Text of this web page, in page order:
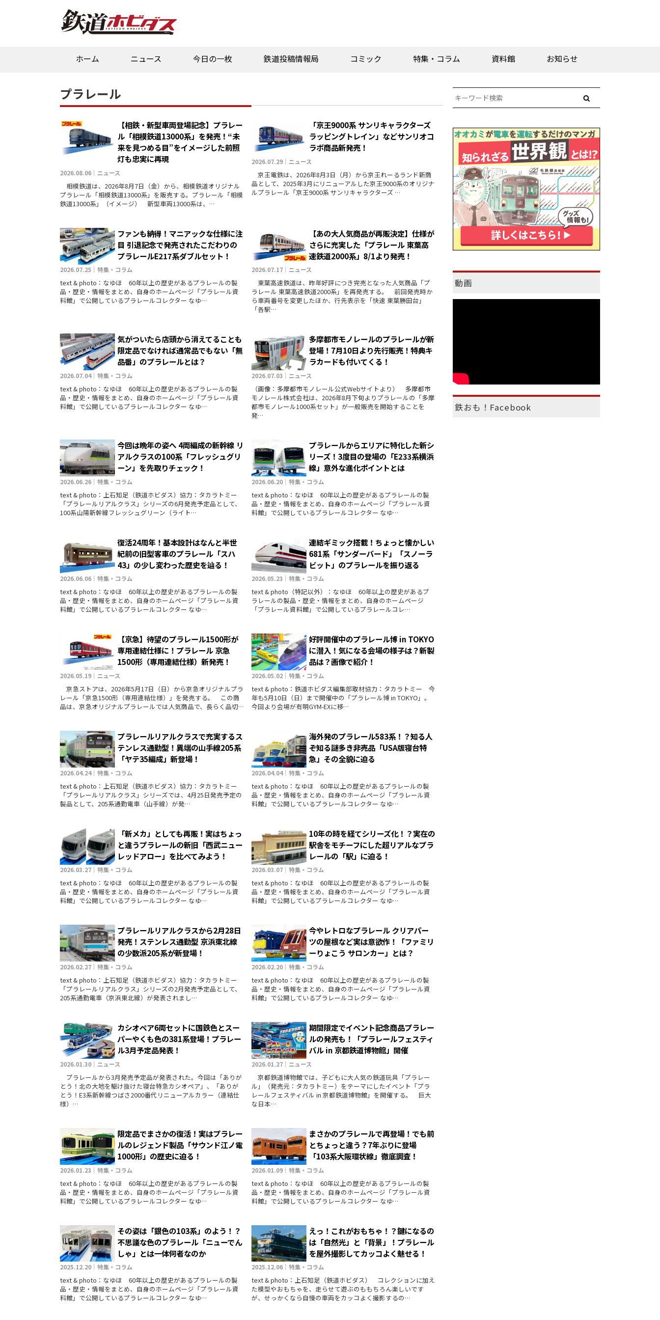
ホーム ニュース 今日の一枚 鉄道投稿情報局 コミック 特集・コラム 資料館 お知らせ
プラレール
【相鉄・新型車両登場記念】プラレー
ル「相模鉄道13000系」を発売！“未
来を見つめる目”をイメージした前照
灯も忠実に再現
2026.08.06｜ニュース
相模鉄道は、2026年8月7日（金）から、相模鉄道オリジナル
プラレール「相模鉄道13000系」を販売する。プラレール「相模
鉄道13000系」（イメージ） 新型車両13000系は、…
「京王9000系 サンリキャラクターズ
ラッピングトレイン」などサンリオコ
ラボ商品新発売！
2026.07.29｜ニュース
京王電鉄は、2026年8月3日（月）から京王れーるランド新商
品として、2025年3月にリニューアルした京王9000系のオリジナ
ルプラレール「京王9000系 サンリキャラクターズ …
ファンも納得！マニアックな仕様に注
目 引退記念で発売されたこだわりの
プラレールE217系ダブルセット！
2026.07.25｜特集・コラム
text & photo：なゆほ 60年以上の歴史があるプラレールの製
品・歴史・情報をまとめ、自身のホームページ「プラレール資
料館」で公開しているプラレールコレクター なゆ…
【あの大人気商品が再販決定】仕様が
さらに充実した「プラレール 東葉高
速鉄道2000系」8/1より発売！
2026.07.17｜ニュース
東葉高速鉄道は、昨年好評につき完売となった人気商品「プ
ラレール 東葉高速鉄道2000系」を再発売する。 前回発売時か
ら車両番号を変更したほか、行先表示を「快速 東葉勝田台」
「各駅…
気がついたら店頭から消えてることも
限定品でなければ通常品でもない「無
品番」のプラレールとは？
2026.07.04｜特集・コラム
text & photo：なゆほ 60年以上の歴史があるプラレールの製
品・歴史・情報をまとめ、自身のホームページ「プラレール資
料館」で公開しているプラレールコレクター なゆ…
多摩都市モノレールのプラレールが新
登場！7月10日より先行販売！特典キ
ラカードも付いてくる！
2026.07.03｜ニュース
（画像：多摩都市モノレール公式Webサイトより） 多摩都市
モノレール株式会社は、2026年8月下旬よりプラレールの「多摩
都市モノレール1000系セット」が一般販売を開始することを
発…
今回は晩年の姿へ 4両編成の新幹線 リ
アルクラスの100系「フレッシュグリ
ーン」を先取りチェック！
2026.06.26｜特集・コラム
text & photo：上石知足（鉄道ホビダス）協力：タカラトミー
「プラレールリアルクラス」シリーズの6月発売予定品として、
100系山陽新幹線フレッシュグリーン（ライト…
プラレールからエリアに特化した新シ
リーズ！3度目の登場の「E233系横浜
線」意外な進化ポイントとは
2026.06.20｜特集・コラム
text & photo：なゆほ 60年以上の歴史があるプラレールの製
品・歴史・情報をまとめ、自身のホームページ「プラレール資
料館」で公開しているプラレールコレクター なゆ…
復活24周年！基本設計はなんと半世
紀前の旧型客車のプラレール「スハ
43」の少し変わった歴史を辿る！
2026.06.06｜特集・コラム
text & photo：なゆほ 60年以上の歴史があるプラレールの製
品・歴史・情報をまとめ、自身のホームページ「プラレール資
料館」で公開しているプラレールコレクター なゆ…
連結ギミック搭載！ちょっと懐かしい
681系「サンダーバード」「スノーラ
ビット」のプラレールを振り返る
2026.05.23｜特集・コラム
text & photo（特記以外）：なゆほ 60年以上の歴史があるプ
ラレールの製品・歴史・情報をまとめ、自身のホームページ
「プラレール資料館」で公開しているプラレールコレ…
【京急】待望のプラレール1500形が
専用連結仕様に！プラレール 京急
1500形（専用連結仕様）新発売！
2026.05.19｜ニュース
京急ストアは、2026年5月17日（日）から京急オリジナルプラ
レール「京急1500形（専用連結仕様）」を発売する。 この商
品は、京急オリジナルプラレールでは人気商品で、長らく品切…
好評開催中のプラレール博 in TOKYO
に潜入！気になる会場の様子は？新製
品は？画像で紹介！
2026.05.02｜特集・コラム
text & photo：鉄道ホビダス編集部取材協力：タカラトミー 今
年も5月10日（日）まで開催中の「プラレール博 in TOKYO」。
今回より会場が有明GYM-EXに移…
プラレールリアルクラスで充実するス
テンレス通勤型！異端の山手線205系
「ヤテ35編成」新登場！
2026.04.24｜特集・コラム
text & photo：上石知足（鉄道ホビダス）協力：タカラトミー
「プラレールリアルクラス」シリーズでは、4月25日発売予定の
製品として、205系通勤電車（山手線）が発…
海外発のプラレール583系！？知る人
ぞ知る謎多き非売品「USA版寝台特
急」その全貌に迫る
2026.04.04｜特集・コラム
text & photo：なゆほ 60年以上の歴史があるプラレールの製
品・歴史・情報をまとめ、自身のホームページ「プラレール資
料館」で公開しているプラレールコレクター なゆ…
「新メカ」としても再販！実はちょっ
と違うプラレールの新旧「西武ニュー
レッドアロー」を比べてみよう！
2026.03.27｜特集・コラム
text & photo：なゆほ 60年以上の歴史があるプラレールの製
品・歴史・情報をまとめ、自身のホームページ「プラレール資
料館」で公開しているプラレールコレクター なゆ…
10年の時を経てシリーズ化！？実在の
駅舎をモチーフにした超リアルなプラ
レールの「駅」に迫る！
2026.03.07｜特集・コラム
text & photo：なゆほ 60年以上の歴史があるプラレールの製
品・歴史・情報をまとめ、自身のホームページ「プラレール資
料館」で公開しているプラレールコレクター なゆ…
プラレールリアルクラスから2月28日
発売！ステンレス通勤型 京浜東北線
の少数派205系が新登場！
2026.02.27｜特集・コラム
text & photo：上石知足（鉄道ホビダス）協力：タカラトミー
「プラレールリアルクラス」シリーズの2月発売予定品として、
205系通勤電車（京浜東北線）が発表されまし…
今やレトロなプラレール クリアパー
ツの屋根など実は意欲作！「ファミリ
ーりょこう サロンカー」とは？
2026.02.20｜特集・コラム
text & photo：なゆほ 60年以上の歴史があるプラレールの製
品・歴史・情報をまとめ、自身のホームページ「プラレール資
料館」で公開しているプラレールコレクター なゆ…
カシオペア6両セットに国鉄色とスー
パーやくも色の381系登場！プラレー
ル3月予定品発表！
2026.01.30｜ニュース
プラレールから3月発売予定品が発表された。今回は「ありが
とう！北の大地を駆け抜けた寝台特急カシオペア」、「ありが
とう！E3系新幹線つばさ2000番代リニューアルカラー（連結仕
様）…
期間限定でイベント記念商品プラレー
ルの発売も！「プラレールフェスティ
バル in 京都鉄道博物館」開催
2026.01.27｜ニュース
京都鉄道博物館では、子どもに大人気の鉄道玩具「プラレー
ル」（発売元：タカラトミー）をテーマにしたイベント「プラ
レールフェスティバル in 京都鉄道博物館」を開催する。 巨大
な日本…
限定品でまさかの復活！実はプラレー
ルのレジェンド製品「サウンド江ノ電
1000形」の歴史に迫る！
2026.01.23｜特集・コラム
text & photo：なゆほ 60年以上の歴史があるプラレールの製
品・歴史・情報をまとめ、自身のホームページ「プラレール資
料館」で公開しているプラレールコレクター なゆ…
まさかのプラレールで再登場！でも前
とちょっと違う？7年ぶりに登場
「103系大阪環状線」徹底調査！
2026.01.09｜特集・コラム
text & photo：なゆほ 60年以上の歴史があるプラレールの製
品・歴史・情報をまとめ、自身のホームページ「プラレール資
料館」で公開しているプラレールコレクター なゆ…
その姿は「銀色の103系」のよう！？
不思議な色のプラレール「ニューでん
しゃ」とは一体何者なのか
2025.12.20｜特集・コラム
text & photo：なゆほ 60年以上の歴史があるプラレールの製
品・歴史・情報をまとめ、自身のホームページ「プラレール資
料館」で公開しているプラレールコレクター なゆ…
えっ！これがおもちゃ！？鍵になるの
は「自然光」と「背景」！プラレール
を屋外撮影してカッコよく魅せる！
2025.12.06｜特集・コラム
text & photo：上石知足（鉄道ホビダス） コレクションに加え
た模型やおもちゃを、走らせて遊ぶのももちろん楽しいです
が、せっかくなら自慢の車両をカッコよく撮影するの…
動画
鉄おも！Facebook